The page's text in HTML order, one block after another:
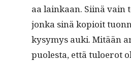
aa lainkaan. Siinä vain
jon­ka sinä kopi­oit
kysymys auki. Mitään
puoles­ta, että tulo­erot